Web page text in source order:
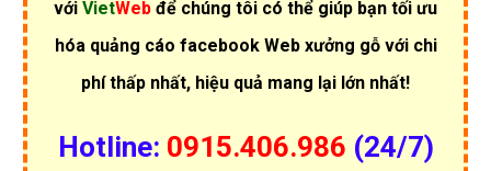
với VietWeb để chúng tôi có thể giúp bạn tối ưu
hóa quảng cáo facebook Web xưởng gỗ với chi
phí thấp nhất, hiệu quả mang lại lớn nhất!
Hotline: 0915.406.986 (24/7)